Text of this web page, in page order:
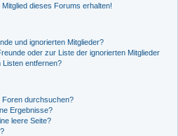
dieses Forums erhalten!
und ignorierten Mitglieder?
oder zur Liste der ignorierten Mitglieder
Listen entfernen?
Foren durchsuchen?
Ergebnisse?
leere Seite?